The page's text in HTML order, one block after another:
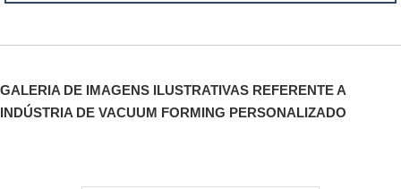
GALERIA DE IMAGENS ILUSTRATIVAS REFERENTE A
INDÚSTRIA DE VACUUM FORMING PERSONALIZADO